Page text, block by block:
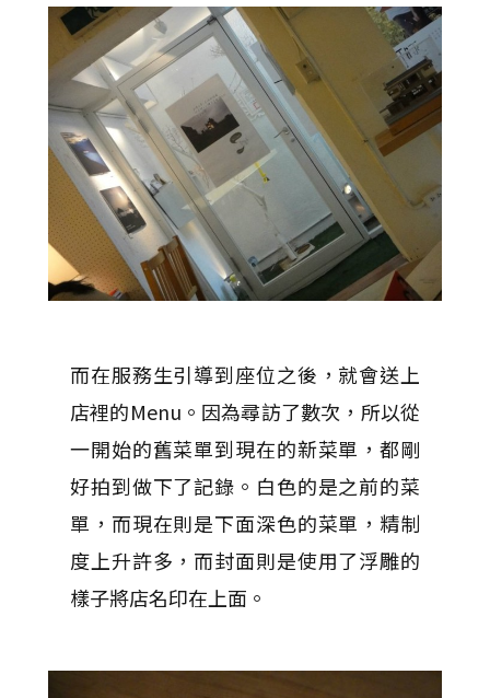
而在服務生引導到座位之後，就會送上
店裡的Menu。因為尋訪了數次，所以從
一開始的舊菜單到現在的新菜單，都剛
好拍到做下了記錄。白色的是之前的菜
單，而現在則是下面深色的菜單，精制
度上升許多，而封面則是使用了浮雕的
樣子將店名印在上面。